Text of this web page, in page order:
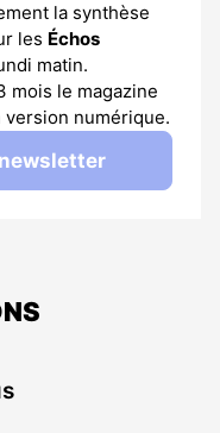
la synthèse
les Échos
matin.
mois le magazine
version numérique.